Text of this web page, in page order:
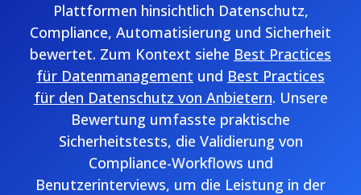
Plattformen hinsichtlich Datenschutz,
Compliance, Automatisierung und Sicherheit
bewertet. Zum Kontext siehe Best Practices
für Datenmanagement und Best Practices
für den Datenschutz von Anbietern. Unsere
Bewertung umfasste praktische
Sicherheitstests, die Validierung von
Compliance-Workflows und
Benutzerinterviews, um die Leistung in der